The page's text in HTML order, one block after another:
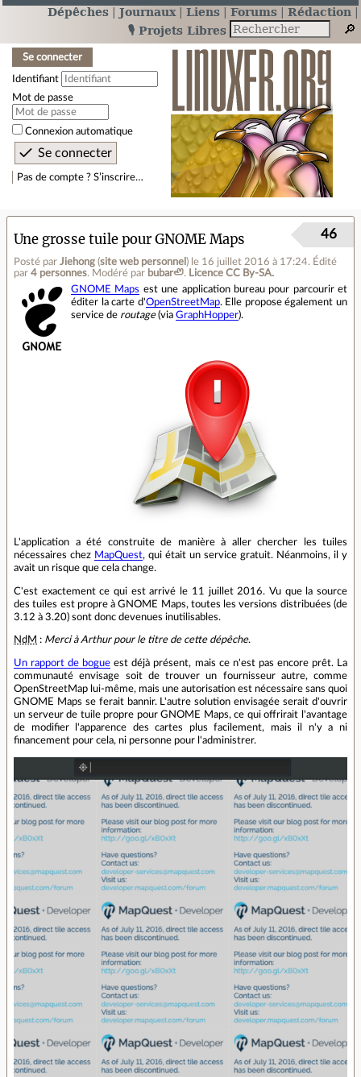
Dépêches Journaux Liens Forums
Rédaction
🎙️ Projets Libres
Se connecter
Identifiant
Mot de passe
Connexion automatique
Pas de compte ? S’inscrire…
Une grosse tuile pour GNOME Maps
Posté par Jiehong (site web personnel ) le 16 juillet 2016 à 17:24. Édité
par 4 personnes. Modéré par bubar🦥. Licence CC By‑SA.
46
GNOME Maps est une application bureau pour parcourir et
éditer la carte d'OpenStreetMap. Elle propose également un
service de routage(via GraphHopper).
L'application a été construite de manière à aller chercher les tuiles
nécessaires chez MapQuest, qui était un service gratuit. Néanmoins, il y
avait un risque que cela change.
C'est exactement ce qui est arrivé le 11 juillet 2016. Vu que la source
des tuiles est propre à GNOME Maps, toutes les versions distribuées (de
3.12 à 3.20) sont donc devenues inutilisables.
NdM : Merci à Arthur pour le titre de cette dépêche.
Un rapport de bogue est déjà présent, mais ce n'est pas encore prêt. La
communauté envisage soit de trouver un fournisseur autre, comme
OpenStreetMap lui-même, mais une autorisation est nécessaire sans quoi
GNOME Maps se ferait bannir. L'autre solution envisagée serait d'ouvrir
un serveur de tuile propre pour GNOME Maps, ce qui offrirait l'avantage
de modifier l'apparence des cartes plus facilement, mais il n'y a ni
financement pour cela, ni personne pour l'administrer.